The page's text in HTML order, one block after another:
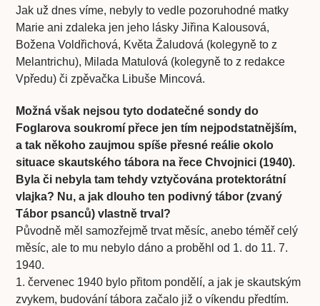
Jak už dnes víme, nebyly to vedle pozoruhodné matky
Marie ani zdaleka jen jeho lásky Jiřina Kalousová,
Božena Voldřichová, Květa Žaludová (kolegyně to z
Melantrichu), Milada Matulová (kolegyně to z redakce
Vpředu) či zpěvačka Libuše Mincová.
Možná však nejsou tyto dodatečné sondy do
Foglarova soukromí přece jen tím nejpodstatnějším,
a tak někoho zaujmou spíše přesné reálie okolo
situace skautského tábora na řece Chvojnici (1940).
Byla či nebyla tam tehdy vztyčována protektorátní
vlajka? Nu, a jak dlouho ten podivný tábor (zvaný
Tábor psanců) vlastně trval?
Původně měl samozřejmě trvat měsíc, anebo téměř celý
měsíc, ale to mu nebylo dáno a proběhl od 1. do 11. 7.
1940.
1. červenec 1940 bylo přitom pondělí, a jak je skautským
zvykem, budování tábora začalo již o víkendu předtím.